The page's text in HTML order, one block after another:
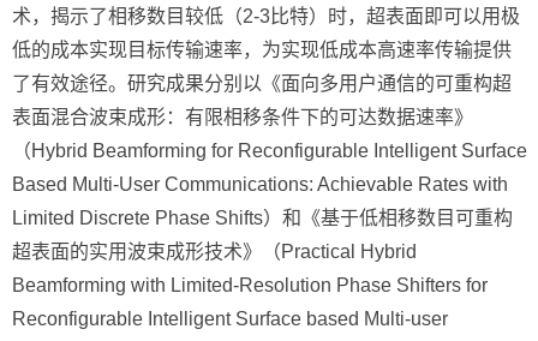
术，揭示了相移数目较低（2-3比特）时，超表面即可以用极
低的成本实现目标传输速率，为实现低成本高速率传输提供
了有效途径。研究成果分别以《面向多用户通信的可重构超
表面混合波束成形：有限相移条件下的可达数据速率》
（ Hybrid Beamforming for Reconfigurable Intelligent Surface
Based Multi-User Communications: Achievable Rates with
Limited Discrete Phase Shifts）和《基于低相移数目可重构
超表面的实用波束成形技术》（Practical Hybrid
Beamforming with Limited-Resolution Phase Shifters for
Reconfigurable Intelligent Surface based Multi-user